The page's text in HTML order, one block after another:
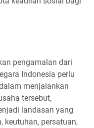
pengamalan dari
Indonesia perlu
menjalankan
tersebut,
landasan yang
keutuhan, persatuan,